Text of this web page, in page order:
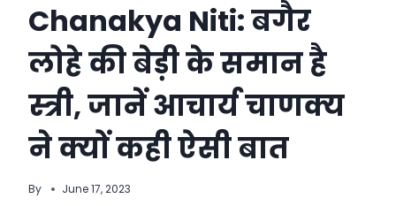
Chanakya Niti: बगैर
लोहे की बेड़ी के समान है
स्त्री, जानें आचार्य चाणक्य
ने क्यों कही ऐसी बात
By June 17, 2023